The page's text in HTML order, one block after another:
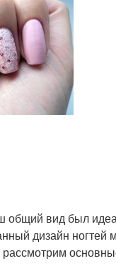
общий вид был
дизайн ногтей